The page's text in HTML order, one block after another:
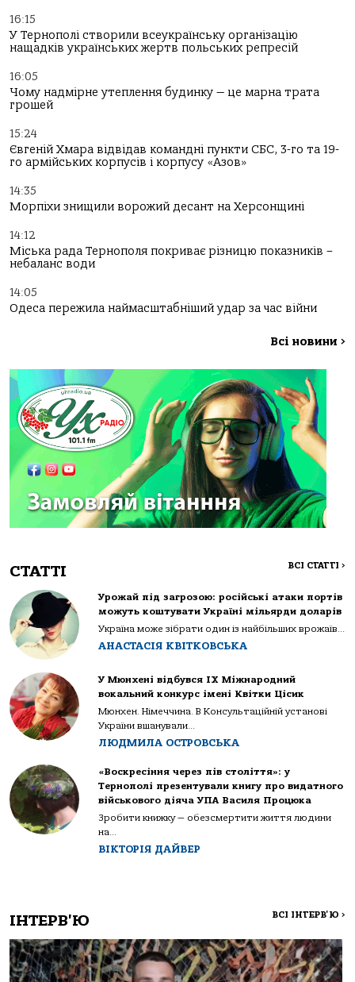
16:15
У Тернополі створили всеукраїнську організацію
нащадків українських жертв польських репресій
16:05
Чому надмірне утеплення будинку — це марна трата
грошей
15:24
Євгеній Хмара відвідав командні пункти СБС, 3-го та 19-
го армійських корпусів і корпусу «Азов»
14:35
Морпіхи знищили ворожий десант на Херсонщині
14:12
Міська рада Тернополя покриває різницю показників –
небаланс води
14:05
Одеса пережила наймасштабніший удар за час війни
Всі новини >
СТАТТІ ВСІ СТАТТІ >
Урожай під загрозою: російські атаки портів
можуть коштувати Україні мільярди доларів
Україна може зібрати один із найбільших врожаїв...
АНАСТАСІЯ КВІТКОВСЬКА
У Мюнхені відбувся IX Міжнародний
вокальний конкурс імені Квітки Цісик
Мюнхен. Німеччина. В Консультаційній установі
України вшанували...
ЛЮДМИЛА ОСТРОВСЬКА
«Воскресіння через пів століття»: у
Тернополі презентували книгу про видатного
військового діяча УПА Василя Процюка
Зробити книжку — обезсмертити життя людини
на...
ВІКТОРІЯ ДАЙВЕР
ІНТЕРВ'Ю ВСІ ІНТЕРВ'Ю >